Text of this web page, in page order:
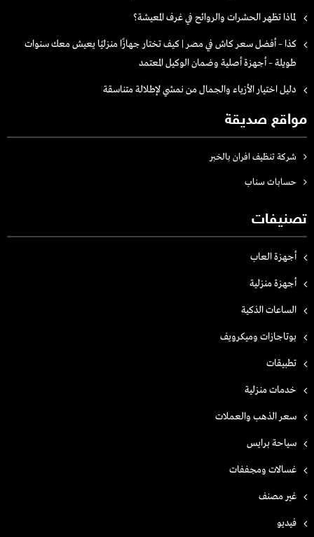
لماذا تظهر الحشرات والروائح في غرف المعيشة؟
كذا – أفضل سعر كاش في مصر | كيف تختار جهازًا منزليًا يعيش معك سنوات
طويلة – أجهزة أصلية وضمان الوكيل المعتمد
دليل اختيار الأزياء والجمال من نمشي لإطلالة متناسقة
مواقع صديقة
شركة تنظيف افران بالخبر
حسابات سناب
تصنيفات
أجهزة العاب
أجهزة منزلية
الساعات الذكية
بوتاجازات وميكرويف
تطبيقات
خدمات منزلية
سعر الذهب والعملات
سياحة برايس
غسالات ومجففات
غير مصنف
فيديو